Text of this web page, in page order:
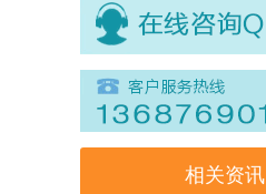
相关资讯